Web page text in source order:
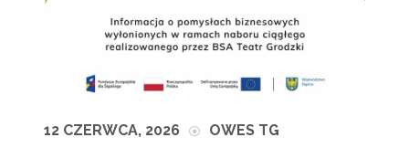
12 CZERWCA, 2026 OWES TG